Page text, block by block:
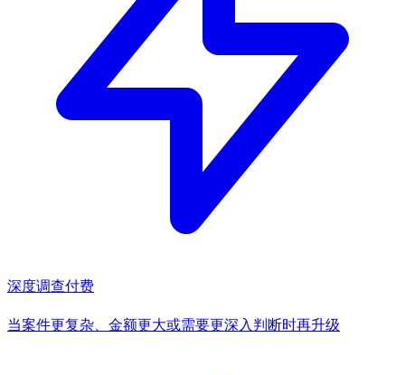
深度调查付费
当案件更复杂、金额更大或需要更深入判断时再升级